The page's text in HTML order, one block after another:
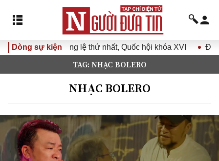
Dòng sự kiện
nhất, Quốc hội khóa XVI Đưa Nghị quyết Đại hội
TAG: NHẠC BOLERO
NHẠC BOLERO